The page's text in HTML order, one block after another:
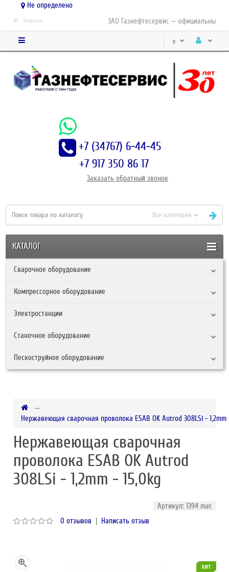
Не определено
ЗАО Газнефтесервис — официальный
× Закрыть
р.
+7 (34767) 6-44-45
+7 917 350 86 17
Заказать обратный звонок
Все категории
КАТАЛОГ
Сварочное оборудование
Компрессорное оборудование
Электростанции
Станочное оборудование
Пескоструйное оборудование
Нержавеющая сварочная проволока ESAB OK Autrod 308LSi - 1,2mm
Нержавеющая сварочная
проволока ESAB OK Autrod
308LSi - 1,2mm - 15,0kg
Артикул: 1394 mat
0 отзывов | Написать отзыв
хит